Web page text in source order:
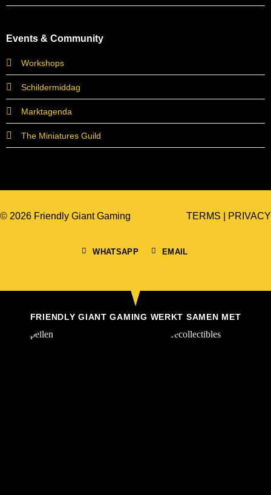
Events & Community
Workshops
Schildermiddag
Marktagenda
The Miniatures Guild
© 2026 Friendly Giant Gaming
WHATSAPP EMAIL
TERMS PRIVACY
FRIENDLY GIANT GAMING WERKT SAMEN MET